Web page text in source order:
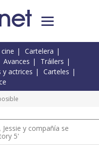
Cartelera
Avances
Tráilers
y actrices
Carteles
y compañía se
5'